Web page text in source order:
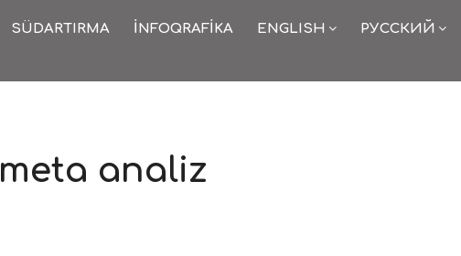
SÜDARTIRMA İNFOQRAFIKA ENGLISH РУССКИЙ
meta analiz